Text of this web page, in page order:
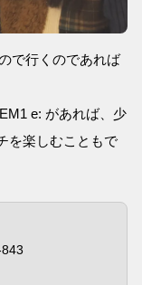
で行くのであれば
e: があれば、少
を楽しむこともで